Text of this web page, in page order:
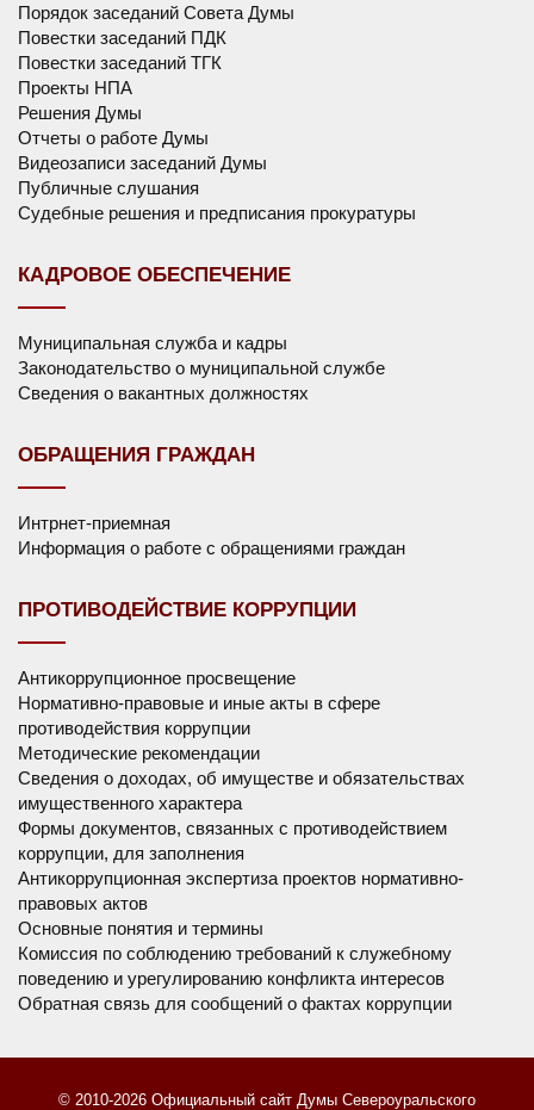
Порядок заседаний Совета Думы
Повестки заседаний ПДК
Повестки заседаний ТГК
Проекты НПА
Решения Думы
Отчеты о работе Думы
Видеозаписи заседаний Думы
Публичные слушания
Судебные решения и предписания прокуратуры
КАДРОВОЕ ОБЕСПЕЧЕНИЕ
Муниципальная служба и кадры
Законодательство о муниципальной службе
Сведения о вакантных должностях
ОБРАЩЕНИЯ ГРАЖДАН
Интрнет-приемная
Информация о работе с обращениями граждан
ПРОТИВОДЕЙСТВИЕ КОРРУПЦИИ
Антикоррупционное просвещение
Нормативно-правовые и иные акты в сфере
противодействия коррупции
Методические рекомендации
Сведения о доходах, об имуществе и обязательствах
имущественного характера
Формы документов, связанных с противодействием
коррупции, для заполнения
Антикоррупционная экспертиза проектов нормативно-
правовых актов
Основные понятия и термины
Комиссия по соблюдению требований к служебному
поведению и урегулированию конфликта интересов
Обратная связь для сообщений о фактах коррупции
© 2010-2026 Официальный сайт Думы Североуральского